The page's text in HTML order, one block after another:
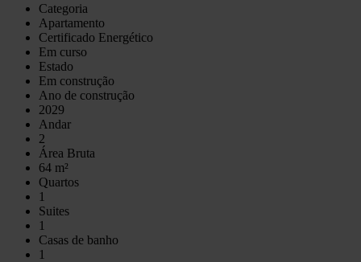
Categoria
Apartamento
Certificado Energético
Em curso
Estado
Em construção
Ano de construção
2029
Andar
2
Área Bruta
64 m²
Quartos
1
Suites
1
Casas de banho
1